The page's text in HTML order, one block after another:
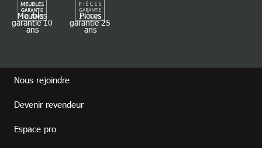
Meubles
garantie 10
ans
Pièces
garantie 25
ans
Nous rejoindre
Devenir revendeur
Espace pro